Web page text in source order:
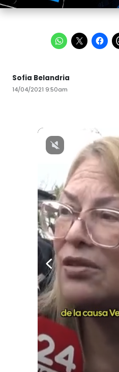
Sofia Belandria
14/04/2021 9:50am